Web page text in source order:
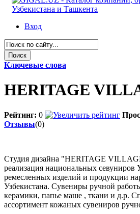
Вход
Ключевые слова
HERITAGE
Рейтинг: 0
Отзывы(0)
Студия дизайна "HERITAGE
реализация национальных севуниров
ремесленных изделий и продукции
Узбекистана. Сувениры ручной
керамики, папье маше , ткани и д.р.
ассортимент кожаных сувениров